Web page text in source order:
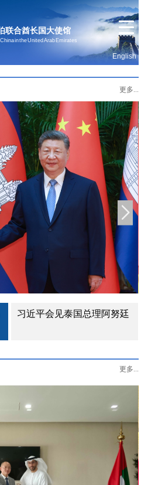
联合酋长国大使馆
in the United Arab Emirates
English
更多...
习近平会见泰国总理阿努廷
更多...